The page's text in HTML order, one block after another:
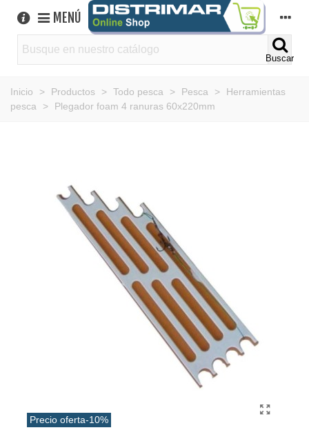
MENÚ
Buscar
Inicio > Productos > Todo pesca > Pesca >
Herramientas
pesca
> Plegador foam 4 ranuras 60x220mm
Precio oferta-10%